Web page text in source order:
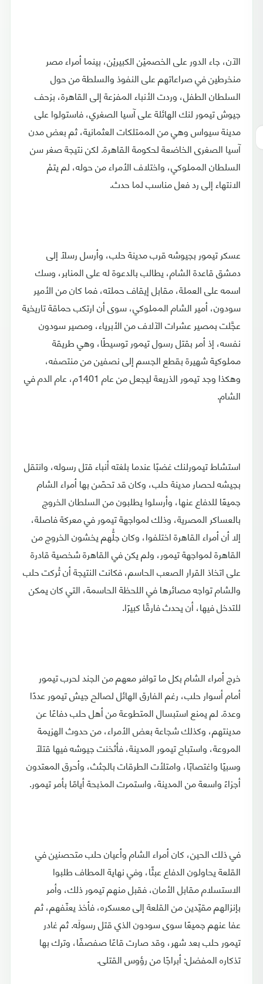
الآن، جاء الدور على الخصميْن الكبيريْن، بينما أمراء مصر
منخرطين في صراعاتهم على النفوذ والسلطة من حول
السلطان الطفل، وردت الأنباء المفزعة إلى القاهرة، بزحف
جيوش تيمور لنك الهائلة على آسيا الصغري، فاستولوا على
مدينة سيواس وهي من الممتلكات العثمانية، ثم بعض مدن
آسيا الصغرى الخاضعة لحكومة القاهرة. لكن نتيجة صغر سن
السلطان المملوكي، واختلاف الأمراء من حوله، لم يتمْ
الانتهاء إلى رد فعل مناسب لما حدث.
عسكر تيمور بجيوشه قرب مدينة حلب، وأرسل رسلًا إلى
دمشق قاعدة الشام، يطالب بالدعوة له على المنابر، وسك
اسمه على العملة، مقابل إيقاف حملته، فما كان من الأمير
سودون، أمير الشام المملوكي، سوى أن ارتكب حماقة تاريخية
عجَّلت بمصير عشرات الآلاف من الأبرياء، ومصير سودون
نفسه، إذ أمر بقتل رسول تيمور توسيطًا، وهي طريقة
مملوكية شهيرة بقطع الجسم إلى نصفين من منتصفه،
وهكذا وجد تيمور الذريعة ليجعل من عام 1401م، عام الدم في
الشام.
استشاط تيمورلنك غضبًا عندما بلغته أنباء قتل رسوله، وانتقل
بجيشه لحصار مدينة حلب، وكان قد تحصّن بها أمراء الشام
جميعًا للدفاع عنها، وأرسلوا يطلبون من السلطان الخروج
بالعساكر المصرية، وذلك لمواجهة تيمور في معركة فاصلة،
إلا أن أمراء القاهرة اختلفوا، وكان جلُّهم يخشون الخروج من
القاهرة لمواجهة تيمور، ولم يكن في القاهرة شخصية قادرة
على اتخاذ القرار الصعب الحاسم، فكانت النتيجة أن تُركت حلب
والشام تواجه مصائرها في اللحظة الحاسمة، التي كان يمكن
للتدخل فيها، أن يحدث فارقًا كبيرًا.
خرج أمراء الشام بكل ما توافر معهم من الجند لحرب تيمور
أمام أسوار حلب، رغم الفارق الهائل لصالح جيش تيمور عددًا
وعدة. لم يمنع استبسال المتطوعة من أهل حلب دفاعًا عن
مدينتهم، وكذلك شجاعة بعض الأمراء، من حدوث الهزيمة
المروعة، واستباح تيمور المدينة، فأثخنت جيوشه فيها قتلًا
وسبيًا واغتصابًا، وامتلأت الطرقات بالجثث، وأحرق المعتدون
أجزاءً واسعة من المدينة، واستمرت المذبحة أيامًا بأمر تيمور.
في ذلك الحين، كان أمراء الشام وأعيان حلب متحصنين في
القلعة يحاولون الدفاع عبثًا، وفي نهاية المطاف طلبوا
الاستسلام مقابل الأمان، فقبل منهم تيمور ذلك، وأمر
بإنزالهم مقيّدين من القلعة إلى معسكره، فأخذ يعنّفهم، ثم
عفا عنهم جميعًا سوى سودون الذي قتل رسولَه. ثم غادر
تيمور حلب بعد شهر، وقد صارت قاعًا صفصفًا، وترك بها
تذكاره المفضل: أبراجًا من رؤوس القتلى.